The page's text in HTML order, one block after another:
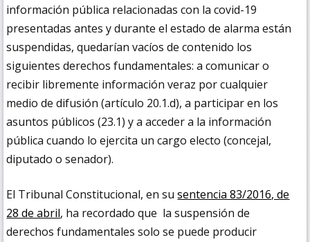
información pública relacionadas con la covid-19
presentadas antes y durante el estado de alarma están
suspendidas, quedarían vacíos de contenido los
siguientes derechos fundamentales: a comunicar o
recibir libremente información veraz por cualquier
medio de difusión (artículo 20.1.d), a participar en los
asuntos públicos (23.1) y a acceder a la información
pública cuando lo ejercita un cargo electo (concejal,
diputado o senador).
El Tribunal Constitucional, en susentencia 83/2016, de
28 de abril, ha recordado que la suspensión de
derechos fundamentales solo se puede producir